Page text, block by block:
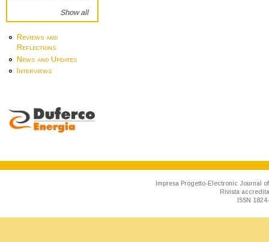
Show all
Reviews and
Reflections
News and Updates
Interviews
Impresa Progetto-Electronic Journal
Rivista
ISSN